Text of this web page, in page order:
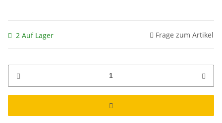
2 Auf Lager Frage zum Artikel